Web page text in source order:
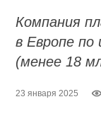
Компания
в Европе
(менее 18
23 января 2025